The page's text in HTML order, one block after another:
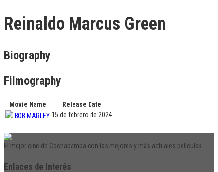
Reinaldo Marcus Green
Biography
Filmography
Movie Name
Release Date
BOB MARLEY 15 de febrero de 2024
El mejor cine de Cochabamba con las mejores y más actuales películas.
Enlaces de Interés